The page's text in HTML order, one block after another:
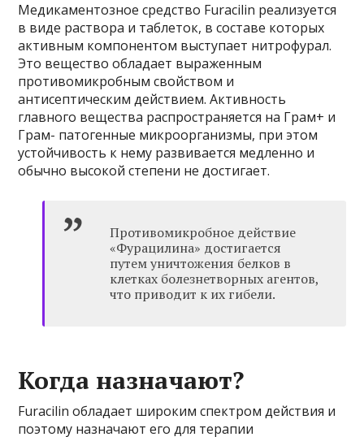
Медикаментозное средство Furacilin реализуется
в виде раствора и таблеток, в составе которых
активным компонентом выступает нитрофурал.
Это вещество обладает выраженным
противомикробным свойством и
антисептическим действием. Активность
главного вещества распространяется на Грам+ и
Грам- патогенные микроорганизмы, при этом
устойчивость к нему развивается медленно и
обычно высокой степени не достигает.
Противомикробное действие
«Фурацилина» достигается
путем уничтожения белков в
клетках болезнетворных агентов,
что приводит к их гибели.
Когда назначают?
Furacilin обладает широким спектром действия и
поэтому назначают его для терапии